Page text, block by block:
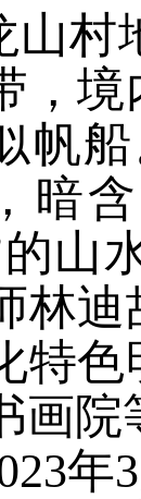
山村
，境
帆
暗
山
林
特
画院
年